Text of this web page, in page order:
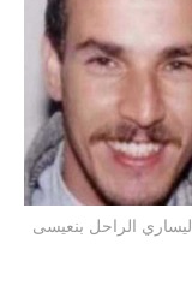
الراحل بنعيسى